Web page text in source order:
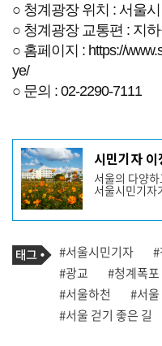
○ 청계광장 위치 : 서울
○ 청계광장 교통편 : 지
○ 홈페이지 : https://
ye/
○ 문의 : 02-2290-7111
기
사
작
성
자
프
필
시민기자 이
서울의 다양
서울시민기자
기
사
관
련
태
그
태
그
#서울시민기자
#광교
#청계폭포
#서울하천
#서울
#서울 걷기 좋은 길